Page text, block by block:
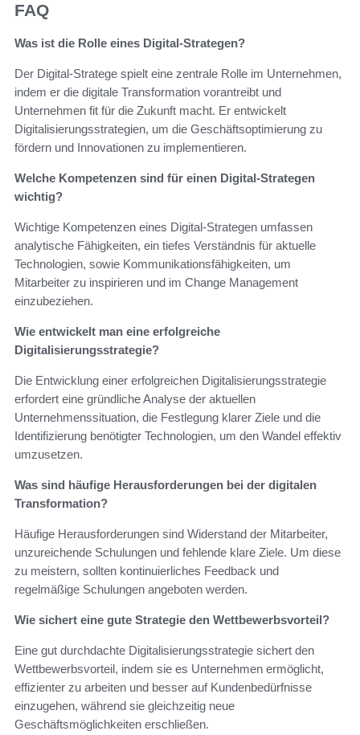
FAQ
Was ist die Rolle eines Digital-Strategen?
Der Digital-Stratege spielt eine zentrale Rolle im Unternehmen,
indem er die digitale Transformation vorantreibt und
Unternehmen fit für die Zukunft macht. Er entwickelt
Digitalisierungsstrategien, um die Geschäftsoptimierung zu
fördern und Innovationen zu implementieren.
Welche Kompetenzen sind für einen Digital-Strategen
wichtig?
Wichtige Kompetenzen eines Digital-Strategen umfassen
analytische Fähigkeiten, ein tiefes Verständnis für aktuelle
Technologien, sowie Kommunikationsfähigkeiten, um
Mitarbeiter zu inspirieren und im Change Management
einzubeziehen.
Wie entwickelt man eine erfolgreiche
Digitalisierungsstrategie?
Die Entwicklung einer erfolgreichen Digitalisierungsstrategie
erfordert eine gründliche Analyse der aktuellen
Unternehmenssituation, die Festlegung klarer Ziele und die
Identifizierung benötigter Technologien, um den Wandel effektiv
umzusetzen.
Was sind häufige Herausforderungen bei der digitalen
Transformation?
Häufige Herausforderungen sind Widerstand der Mitarbeiter,
unzureichende Schulungen und fehlende klare Ziele. Um diese
zu meistern, sollten kontinuierliches Feedback und
regelmäßige Schulungen angeboten werden.
Wie sichert eine gute Strategie den Wettbewerbsvorteil?
Eine gut durchdachte Digitalisierungsstrategie sichert den
Wettbewerbsvorteil, indem sie es Unternehmen ermöglicht,
effizienter zu arbeiten und besser auf Kundenbedürfnisse
einzugehen, während sie gleichzeitig neue
Geschäftsmöglichkeiten erschließen.